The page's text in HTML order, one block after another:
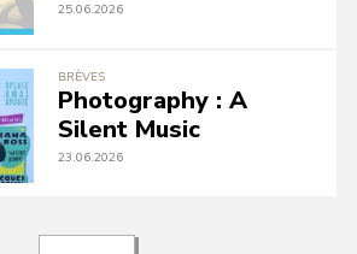
25.06.2026
BRÈVES
Photography : A
Silent Music
23.06.2026